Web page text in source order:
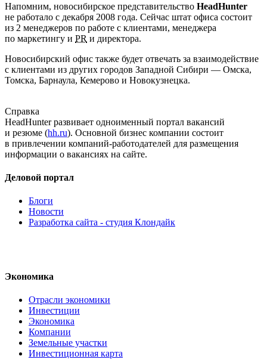
Напомним, новосибирское представительство HeadHunter
не работало с декабря 2008 года. Сейчас штат офиса состоит
из 2 менеджеров по работе с клиентами, менеджера
по маркетингу и PR и директора.
Новосибирский офис также будет отвечать за взаимодействие
с клиентами из других городов Западной Сибири — Омска,
Томска, Барнаула, Кемерово и Новокузнецка.
Справка
HeadHunter развивает одноименный портал вакансий
и резюме (hh.ru). Основной бизнес компании состоит
в привлечении компаний-работодателей для размещения
информации о вакансиях на сайте.
Деловой портал
Блоги
Новости
Разработка сайта - студия Клондайк
Экономика
Отрасли экономики
Инвестиции
Экономика
Компании
Земельные участки
Инвестиционная карта